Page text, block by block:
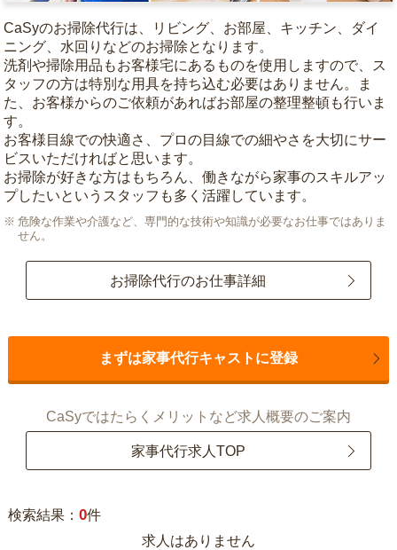
CaSyのお掃除代行は、リビング、お部屋、キッチン、ダイ
ニング、水回りなどのお掃除となります。
洗剤や掃除用品もお客様宅にあるものを使用しますので、ス
タッフの方は特別な用具を持ち込む必要はありません。ま
た、お客様からのご依頼があればお部屋の整理整頓も行いま
す。
お客様目線での快適さ、プロの目線での細やさを大切にサー
ビスいただければと思います。
お掃除が好きな方はもちろん、働きながら家事のスキルアッ
プしたいというスタッフも多く活躍しています。
危険な作業や介護など、専門的な技術や知識が必要なお仕事ではありま
せん。
お掃除代行のお仕事詳細
まずは家事代行キャストに登録
CaSyではたらくメリットなど求人概要のご案内
家事代行求人TOP
検索結果： 0件
求人はありません